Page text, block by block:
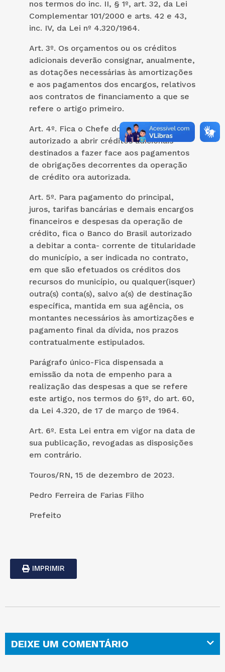
nos termos do inc. II, § 1º, art. 32, da Lei
Complementar 101/2000 e arts. 42 e 43,
inc. IV, da Lei nº 4.320/1964.
Art. 3º. Os orçamentos ou os créditos
adicionais deverão consignar, anualmente,
as dotações necessárias às amortizações
e aos pagamentos dos encargos, relativos
aos contratos de financiamento a que se
refere o artigo primeiro.
Art. 4º. Fica o Chefe do Poder Executivo
autorizado a abrir créditos adicionais
destinados a fazer face aos pagamentos
de obrigações decorrentes da operação
de crédito ora autorizada.
Art. 5º. Para pagamento do principal,
juros, tarifas bancárias e demais encargos
financeiros e despesas da operação de
crédito, fica o Banco do Brasil autorizado
a debitar a conta- corrente de titularidade
do município, a ser indicada no contrato,
em que são efetuados os créditos dos
recursos do município, ou qualquer(isquer)
outra(s) conta(s), salvo a(s) de destinação
específica, mantida em sua agência, os
montantes necessários às amortizações e
pagamento final da dívida, nos prazos
contratualmente estipulados.
Parágrafo único-Fica dispensada a
emissão da nota de empenho para a
realização das despesas a que se refere
este artigo, nos termos do §1º, do art. 60,
da Lei 4.320, de 17 de março de 1964.
Art. 6º. Esta Lei entra em vigor na data de
sua publicação, revogadas as disposições
em contrário.
Touros/RN, 15 de dezembro de 2023.
Pedro Ferreira de Farias Filho
Prefeito
IMPRIMIR
DEIXE UM COMENTÁRIO